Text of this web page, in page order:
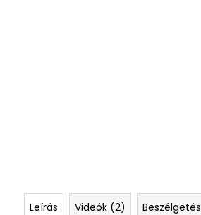
Leírás Videók (2) Beszélgetés